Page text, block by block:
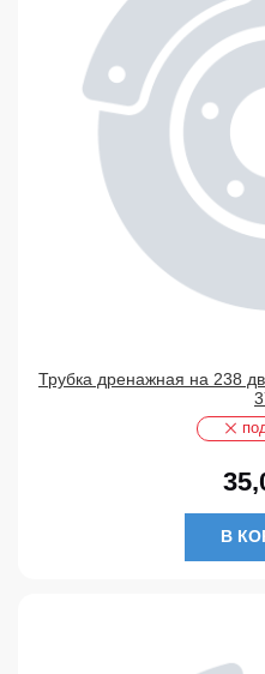
Трубка дренажная на 238
В